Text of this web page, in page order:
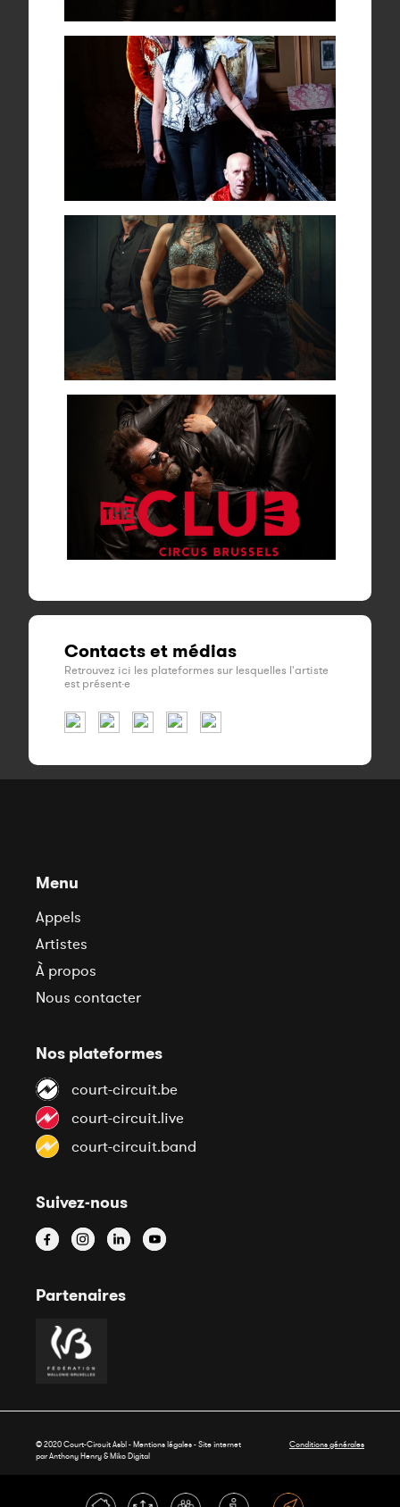
Contacts et médias
Retrouvez ici les plateformes sur lesquelles l'artiste
est présent·e
Menu
Appels
Artistes
À propos
Nous contacter
Nos plateformes
court-circuit.be
court-circuit.live
court-circuit.band
Suivez-nous
Partenaires
© 2020 Court-Circuit Asbl - Mentions légales - Site internet
par Anthony Henry &Miko Digital
Conditions générales